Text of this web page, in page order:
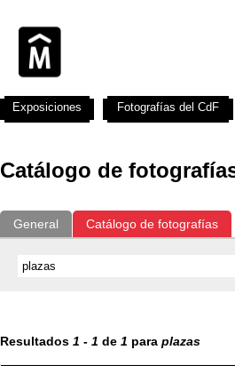
Catálogo de
General Catálogo de fotografías
Resultados 1 - 1 de 1 para plazas
Exposiciones Fotografías del CdF